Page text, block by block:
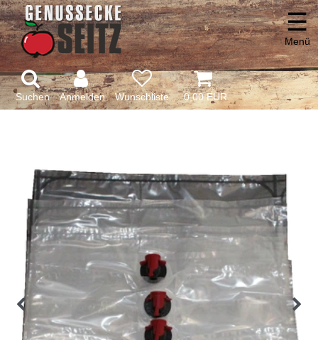
Suchen Anmelden 0,00 EUR
☰
Menü